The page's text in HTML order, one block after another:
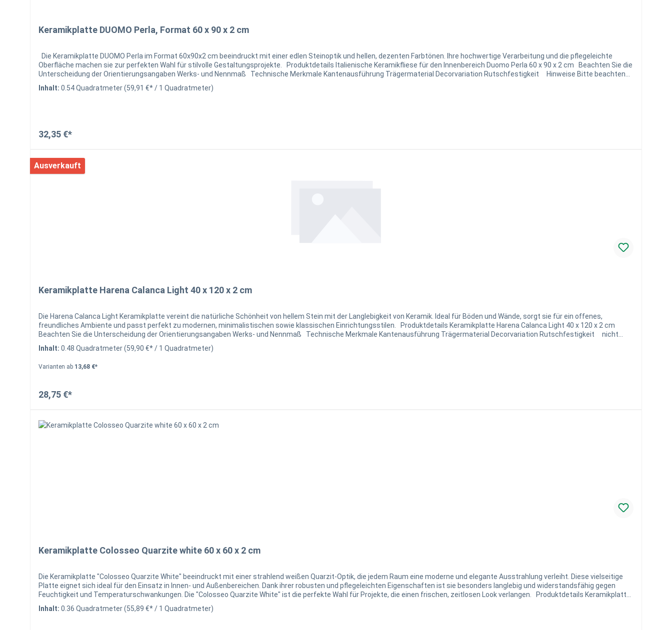
Keramikplatte DUOMO Perla, Format 60 x 90 x 2 cm
Oberfläche machen sie zur perfekten Wahl für stilvolle Gestaltungsprojekte. Produktdetails Italienische Keramikfliese für den Innenbereich Duomo Perla 60 x 90 x 2 cm Beachten Sie die
Unterscheidung der Orientierungsangaben Werks- und Nennmaß Technische Merkmale Kantenausführung Trägermaterial Decorvariation Rutschfestigkeit Hinweise Bitte beachten
Sie, dass es auch bei Keramik zu Chargenbedingten Abweichungen in der Farbe kommen kann. Bitte notieren Sie sich die Chargennummer auf dem Umkarton. Bitte beachten Sie, dass
eine Nachbestellung in der selben Charge nicht gewährleistet werden kann! Prüfung nehmen wir jedoch gerne vor. Kontakt Für individuelle Angebote und Beratung stehen wir Ihnen gerne
Inhalt: 0.54 Quadratmeter(59,91 €* / 1 Quadratmeter)
32,35 €*
Ausverkauft
Keramikplatte Harena Calanca Light 40 x 120 x 2 cm
Die Harena Calanca Light Keramikplatte vereint die natürliche Schönheit von hellem Stein mit der Langlebigkeit von Keramik. Ideal für Böden und Wände, sorgt sie für ein offenes,
freundliches Ambiente und passt perfekt zu modernen, minimalistischen sowie klassischen Einrichtungsstilen. Produktdetails Keramikplatte Harena Calanca Light 40 x 120 x 2 cm
Beachten Sie die Unterscheidung der Orientierungsangaben Werks- und Nennmaß Technische Merkmale Kantenausführung Trägermaterial Decorvariation Rutschfestigkeit nicht
befahrbar nicht für Splittverlegung geeignet muss gebunden verlegt werden Hinweise Bitte beachten Sie, dass es auch bei Keramik zu Chargenbedingten Abweichungen in der Farbe
kommen kann. Bitte notieren Sie sich die Chargennummer auf dem Umkarton. Bitte beachten Sie, dass eine Nachbestellung in der selben Charge nicht gewährleistet werden kann!
Ware beraten:Kontaktformular I info@natursteinzentrum-rm.de I 06157 9589500
Inhalt: 0.48 Quadratmeter(59,90 €* / 1 Quadratmeter)
Varianten ab 13,68 €*
28,75 €*
Keramikplatte Colosseo Quarzite white 60 x 60 x 2 cm
Die Keramikplatte "Colosseo Quarzite White" beeindruckt mit einer strahlend weißen Quarzit-Optik, die jedem Raum eine moderne und elegante Ausstrahlung verleiht. Diese vielseitige
Platte eignet sich ideal für den Einsatz in Innen- und Außenbereichen. Dank ihrer robusten und pflegeleichten Eigenschaften ist sie besonders langlebig und widerstandsfähig gegen
Feuchtigkeit und Temperaturschwankungen. Die "Colosseo Quarzite White" ist die perfekte Wahl für Projekte, die einen frischen, zeitlosen Look verlangen. Produktdetails Keramikplatte
Colosseo Quarzite White 60 x 60 x 2 cm Beachten Sie die Unterscheidung der Orientierungsangaben Werks- und Nennmaß Technische Merkmale Kantenausführung Trägermaterial
Decorvariation Rutschfestigkeit nicht befahrbar nicht für Splittverlegung geeignet muss gebunden verlegt werden Hinweise Bitte beachten Sie, dass es auch bei Keramik zu
Inhalt: 0.36 Quadratmeter(55,89 €* / 1 Quadratmeter)